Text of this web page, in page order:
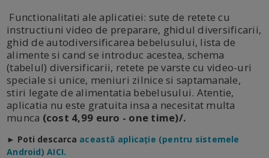
Functionalitati ale aplicatiei: sute de retete cu
instructiuni video de preparare, ghidul diversificarii,
ghid de autodiversificarea bebelusului, lista de
alimente si cand se introduc acestea, schema
(tabelul) diversificarii, retete pe varste cu video-uri
speciale si unice, meniuri zilnice si saptamanale,
stiri legate de alimentatia bebelusului. Atentie,
aplicatia nu este gratuita insa a necesitat multa
munca (cost 4,99 euro - one time)/.
► Poti descarca această aplicație (pentru sistemele
Android) AICI.